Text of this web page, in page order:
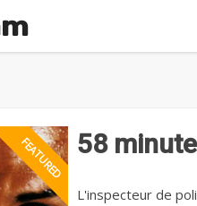
58
L'inspecteur de